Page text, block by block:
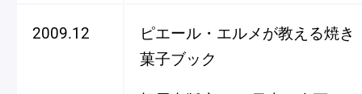
2009.12
ピエール・エルメが教える焼き
菓子ブック